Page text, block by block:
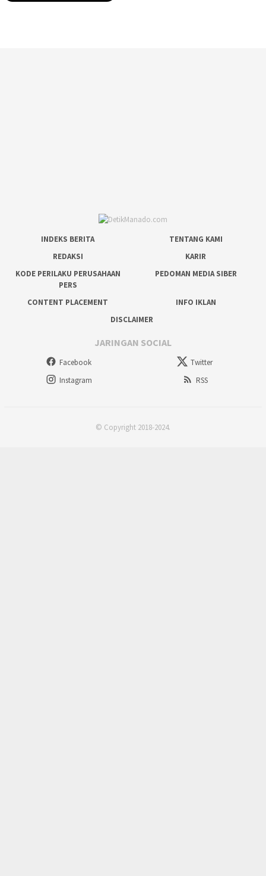
INDEKS BERITA
TENTANG KAMI
REDAKSI
KARIR
KODE PERILAKU PERUSAHAAN
PERS
PEDOMAN MEDIA SIBER
CONTENT PLACEMENT
INFO IKLAN
DISCLAIMER
JARINGAN SOCIAL
Facebook
Twitter
Instagram
RSS
© Copyright 2018-2024.